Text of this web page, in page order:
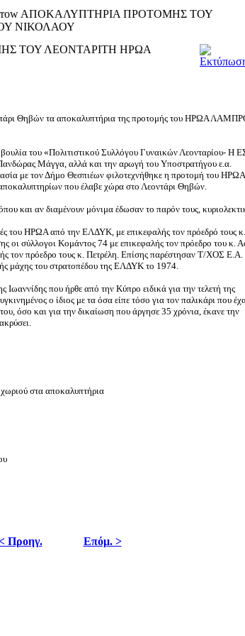
ΑΠΟΚΑΛΥΠΤΗΡΙΑ ΠΡΟΤΟΜΗΣ ΤΟΥ
ΝΙΚΟΛΑΟΥ
ΤΟΥ ΛΕΟΝΤΑΡΙΤΗ ΗΡΩΑ
Θηβών τα αποκαλυπτήρια της προτομής του ΗΡΩΑ
του «Πολιτιστικού Συλλόγου Γυναικών Λεονταρίου- Η
Πανδώρας Μάγγα, αλλά και την αρωγή του Υποστρατήγου ε.α.
με τον Δήμο Θεσπιέων φιλοτεχνήθηκε η προτομή του
που έλαβε χώρα στο Λεοντάρι Θηβών.
και αν διαμένουν μόνιμα έδωσαν το παρόν τους,
του ΗΡΩΑ από την ΕΛΔΥΚ, με επικεφαλής τον πρόεδρό τους κ.
οι σύλλογοι Κομάντος 74 με επικεφαλής τον πρόεδρο του κ.
τον πρόεδρο τους κ. Πετρέλη. Επίσης παρέστησαν Τ/ΧΟΣ Ε.Α.
μάχης του στρατοπέδου της ΕΛΔΥΚ το 1974.
που ήρθε από την Κύπρο ειδικά για την τελετή της
ο ίδιος με τα όσα είπε τόσο για τον παλικάρι που
όσο και για την δικαίωση που άργησε 35 χρόνια, έκανε την
στα αποκαλυπτήρια
Προηγ.
Επόμ. >